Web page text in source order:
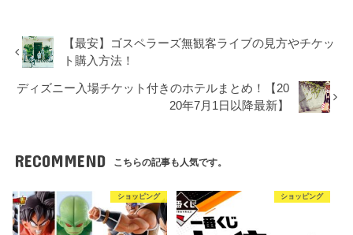
【最安】ゴスペラーズ無観客ライブの見方やチケッ
ト購入方法！
ディズニー入場チケット付きのホテルまとめ！【20
20年7月1日以降最新】
RECOMMEND こちらの記事も人気です。
ショッピング ショッピング